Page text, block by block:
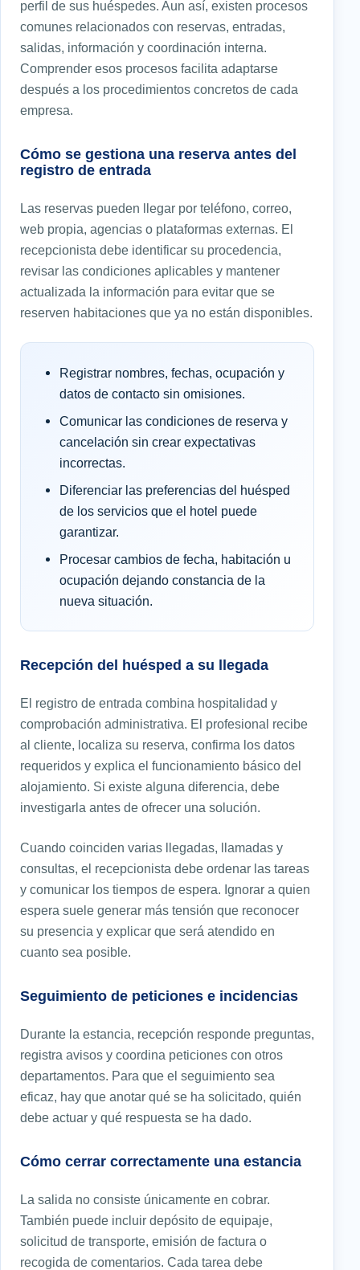
perfil de sus huéspedes. Aun así, existen procesos
comunes relacionados con reservas, entradas,
salidas, información y coordinación interna.
Comprender esos procesos facilita adaptarse
después a los procedimientos concretos de cada
empresa.
Cómo se gestiona una reserva antes del
registro de entrada
Las reservas pueden llegar por teléfono, correo,
web propia, agencias o plataformas externas. El
recepcionista debe identificar su procedencia,
revisar las condiciones aplicables y mantener
actualizada la información para evitar que se
reserven habitaciones que ya no están disponibles.
Registrar nombres, fechas, ocupación y
datos de contacto sin omisiones.
Comunicar las condiciones de reserva y
cancelación sin crear expectativas
incorrectas.
Diferenciar las preferencias del huésped
de los servicios que el hotel puede
garantizar.
Procesar cambios de fecha, habitación u
ocupación dejando constancia de la
nueva situación.
Recepción del huésped a su llegada
El registro de entrada combina hospitalidad y
comprobación administrativa. El profesional recibe
al cliente, localiza su reserva, confirma los datos
requeridos y explica el funcionamiento básico del
alojamiento. Si existe alguna diferencia, debe
investigarla antes de ofrecer una solución.
Cuando coinciden varias llegadas, llamadas y
consultas, el recepcionista debe ordenar las tareas
y comunicar los tiempos de espera. Ignorar a quien
espera suele generar más tensión que reconocer
su presencia y explicar que será atendido en
cuanto sea posible.
Seguimiento de peticiones e incidencias
Durante la estancia, recepción responde preguntas,
registra avisos y coordina peticiones con otros
departamentos. Para que el seguimiento sea
eficaz, hay que anotar qué se ha solicitado, quién
debe actuar y qué respuesta se ha dado.
Cómo cerrar correctamente una estancia
La salida no consiste únicamente en cobrar.
También puede incluir depósito de equipaje,
solicitud de transporte, emisión de factura o
recogida de comentarios. Cada tarea debe